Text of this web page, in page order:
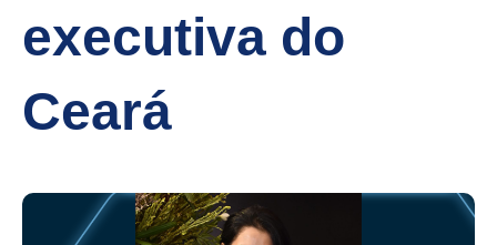
executiva do
Ceará